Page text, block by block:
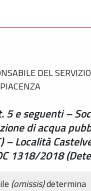
DEL
5 e seguenti –
di acqua
– Località
1318/2018
(omissis)determina